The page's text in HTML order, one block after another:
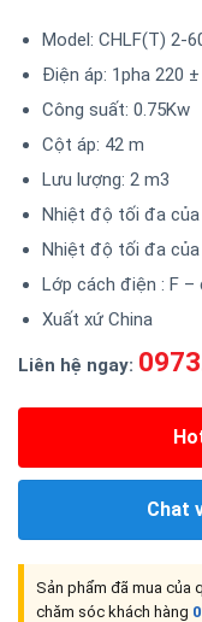
Model: CHLF(T) 2-
Điện áp: 1pha 220
Công suất: 0.75Kw
Cột áp: 42 m
Lưu lượng: 2 m3
Nhiệt độ tối đa của
Nhiệt độ tối đa của
Lớp cách điện : F –
Xuất xứ China
Liên hệ ngay:
Chat
Sản phẩm đã mua của
chăm sóc khách hàng